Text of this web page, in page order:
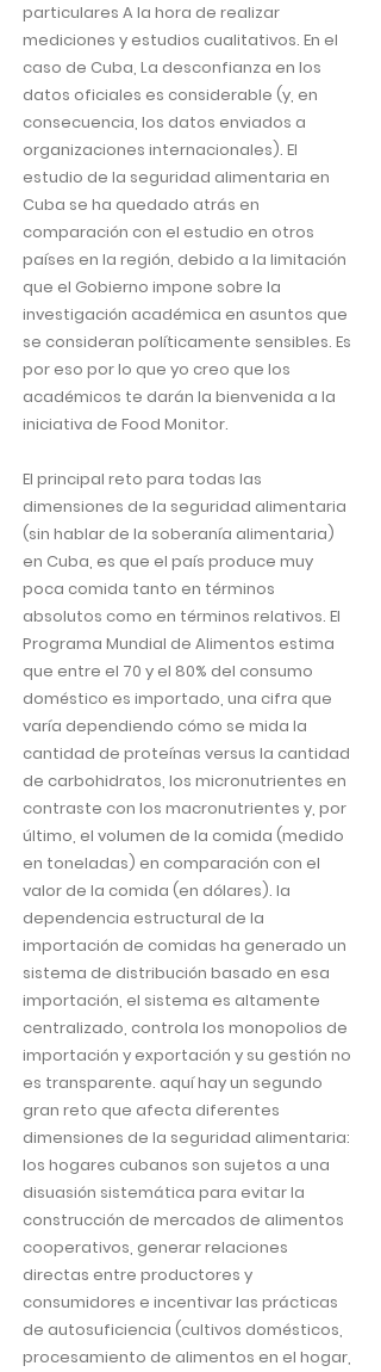
particulares A la hora de realizar
mediciones y estudios cualitativos. En el
caso de Cuba, La desconfianza en los
datos oficiales es considerable (y, en
consecuencia, los datos enviados a
organizaciones internacionales). El
estudio de la seguridad alimentaria en
Cuba se ha quedado atrás en
comparación con el estudio en otros
países en la región, debido a la limitación
que el Gobierno impone sobre la
investigación académica en asuntos que
se consideran políticamente sensibles. Es
por eso por lo que yo creo que los
académicos te darán la bienvenida a la
iniciativa de Food Monitor.
El principal reto para todas las
dimensiones de la seguridad alimentaria
(sin hablar de la soberanía alimentaria)
en Cuba, es que el país produce muy
poca comida tanto en términos
absolutos como en términos relativos. El
Programa Mundial de Alimentos estima
que entre el 70 y el 80% del consumo
doméstico es importado, una cifra que
varía dependiendo cómo se mida la
cantidad de proteínas versus la cantidad
de carbohidratos, los micronutrientes en
contraste con los macronutrientes y, por
último, el volumen de la comida (medido
en toneladas) en comparación con el
valor de la comida (en dólares). la
dependencia estructural de la
importación de comidas ha generado un
sistema de distribución basado en esa
importación, el sistema es altamente
centralizado, controla los monopolios de
importación y exportación y su gestión no
es transparente. aquí hay un segundo
gran reto que afecta diferentes
dimensiones de la seguridad alimentaria:
los hogares cubanos son sujetos a una
disuasión sistemática para evitar la
construcción de mercados de alimentos
cooperativos, generar relaciones
directas entre productores y
consumidores e incentivar las prácticas
de autosuficiencia (cultivos domésticos,
procesamiento de alimentos en el hogar,